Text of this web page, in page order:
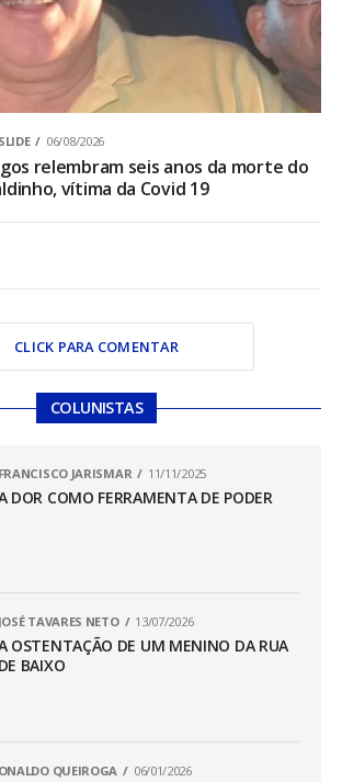
SLIDE 06/08/2026
relembram seis anos da morte do
vítima da Covid 19
CLICK PARA COMENTAR
COLUNISTAS
FRANCISCO JARISMAR 11/11/2025
DOR COMO FERRAMENTA DE PODER
JOSÉ TAVARES NETO 13/07/2026
OSTENTAÇÃO DE UM MENINO DA RUA
DE BAIXO
ONALDO QUEIROGA 06/01/2026